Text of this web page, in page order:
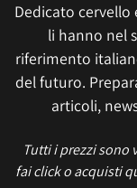
Dedicato
li hanno nel
riferimento
del futuro.
articoli,
Tutti i prezzi sono
fai click o acquisti